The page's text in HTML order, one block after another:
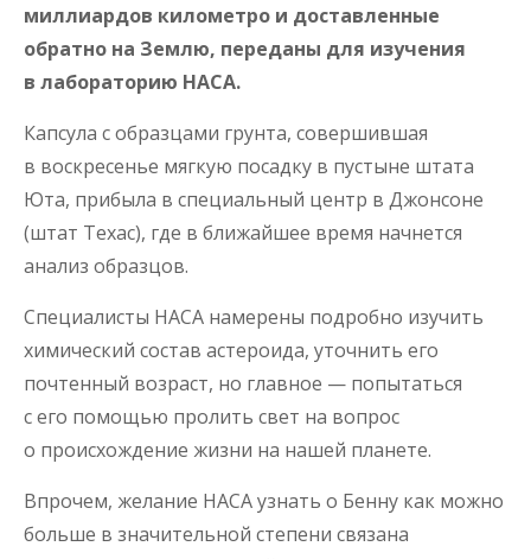
миллиардов километро и доставленные
обратно на Землю, переданы для изучения
в лабораторию НАСА.
Капсула с образцами грунта, совершившая
в воскресенье мягкую посадку в пустыне штата
Юта, прибыла в специальный центр в Джонсоне
(штат Техас), где в ближайшее время начнется
анализ образцов.
Специалисты НАСА намерены подробно изучить
химический состав астероида, уточнить его
почтенный возраст, но главное — попытаться
с его помощью пролить свет на вопрос
о происхождение жизни на нашей планете.
Впрочем, желание НАСА узнать о Бенну как можно
больше в значительной степени связана